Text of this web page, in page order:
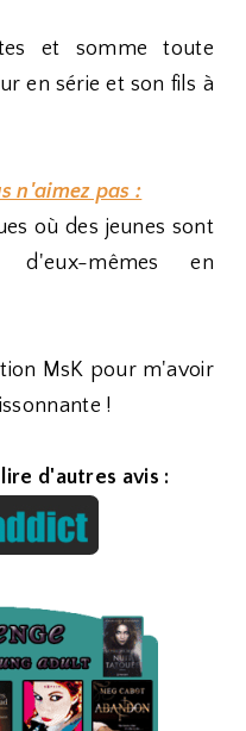
et somme toute
en série et son fils à
n'aimez pas :
où des jeunes sont
mêmes en
MsK pour m'avoir
!
d'autres avis :